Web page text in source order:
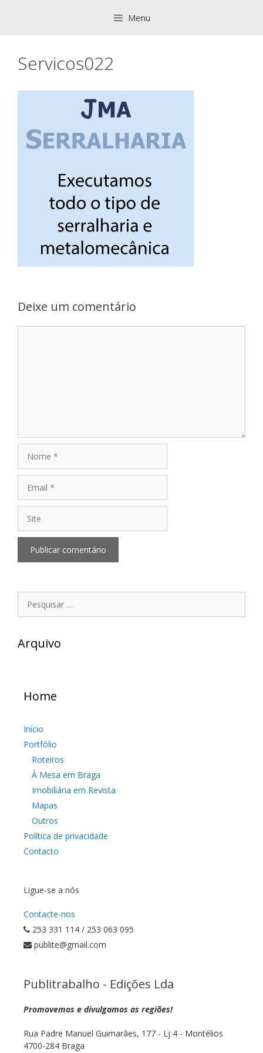
Menu
Servicos022
Deixe um comentário
por:
Arquivo
Home
Início
Portfólio
Roteiros
À Mesa em Braga
Imobiliária em Revista
Mapas
Outros
Política de privacidade
Contacto
Ligue-se a nós
Contacte-nos
253 331 114 / 253 063 095
publite@gmail.com
Publitrabalho - Edições Lda
Promovemos e divulgamos as regiões!
Rua Padre Manuel Guimarães, 177 - Lj 4 - Montélios
4700-284 Braga